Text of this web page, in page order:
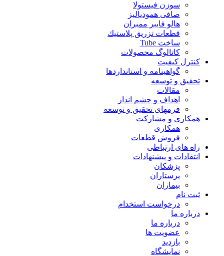
سوزن فیستولا
صافی همودیالیز
هالو فایبر ممبران
قطعات تزريق پلاستيك
ساخت Tube
کاتالوگ محصولات
کنترل کیفیت
گواهينامه و استانداردها
تحقيق و توسعه
مقالات
اهداف و چشم انداز
فرمهای تحقیق و توسعه
همکاری و مشارکت
همکاری
فروش قطعات
راه های ارتباطی
انتقادات و پيشنهادات
پزشكان
پرستاران
بيماران
ثبت نام
درخواست استخدام
درباره ما
درباره ما
عضویت ها
بازدید
نمایشگاه